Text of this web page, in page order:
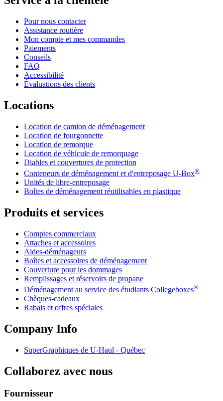
Pour nous contacter
Assistance routière
Mon compte et mes commandes
Paiements
Conseils
FAQ
Accessibilité
Évaluations des clients
Locations
Location de camion de déménagement
Location de fourgonnette
Location de remorque
Location de véhicule de remorquage
Diables et couvertures de protection
Conteneurs de déménagement et d'entreposage U-Box®
Unités de libre-entreposage
Boîtes de déménagement réutilisables en plastique
Produits et services
Comptes commerciaux
Attaches et accessoires
Aides-déménageurs
Boîtes et accessoires de déménagement
Couverture pour les dommages
Remplissages et réservoirs de propane
Déménagement au service des étudiants Collegeboxes®
Chèques-cadeaux
Rabais et offres spéciales
Company Info
SuperGraphiques de U-Haul - Québec
Collaborez avec nous
Fournisseur